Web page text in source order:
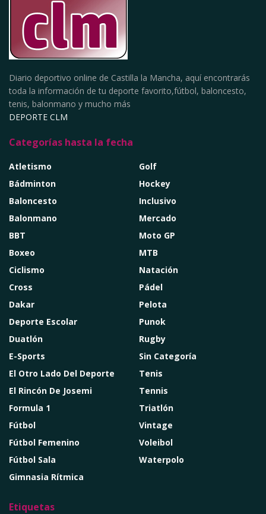
Diario deportivo online de Castilla la Mancha, aquí encontrarás
toda la información de tu deporte favorito,fútbol, baloncesto,
tenis, balonmano y mucho más
DEPORTE CLM
Categorías hasta la fecha
Atletismo
Bádminton
Baloncesto
Balonmano
BBT
Boxeo
Ciclismo
Cross
Dakar
Deporte Escolar
Duatlón
E-Sports
El Otro Lado Del Deporte
El Rincón De Josemi
Formula 1
Fútbol
Fútbol Femenino
Fútbol Sala
Gimnasia Rítmica
Golf
Hockey
Inclusivo
Mercado
Moto GP
MTB
Natación
Pádel
Pelota
Punok
Rugby
Sin Categoría
Tenis
Tennis
Triatlón
Vintage
Voleibol
Waterpolo
Etiquetas